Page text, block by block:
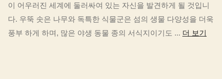
이 어우러진 세계에 둘러싸여 있는 자신을 발견하게 될 것입니
다. 우뚝 솟은 나무와 독특한 식물군은 섬의 생물 다양성을 더욱
풍부 하게 하며, 많은 야생 동물 종의 서식지이기도 ... 더 보기